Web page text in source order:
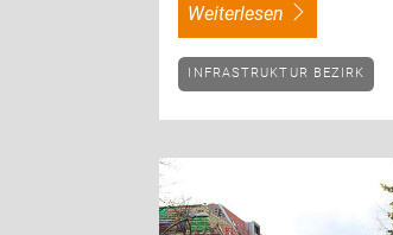
weiterlesen
INFRASTRUKTUR BEZIRK